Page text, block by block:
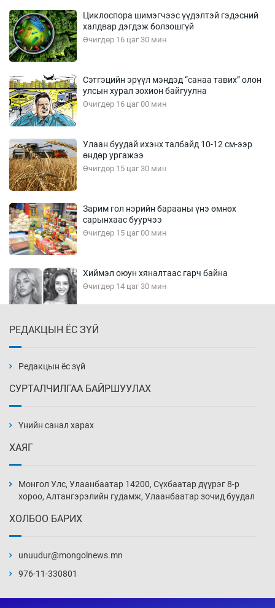
Циклоспора шимэгчээс үүдэлтэй гэдэсний
халдвар дэгдэж болзошгүй
Өчигдөр 16 цаг 30 мин
Сэтгэцийн эрүүл мэндэд “санаа тавих” олон
улсын хурал зохион байгуулна
Өчигдөр 16 цаг 00 мин
Улаан буудай ихэнх талбайд 10-12 см-ээр
өндөр ургажээ
Өчигдөр 15 цаг 30 мин
Зарим гол нэрийн барааны үнэ өмнөх
сарынхаас буурчээ
Өчигдөр 15 цаг 00 мин
Хиймэл оюун хяналтаас гарч байна
Өчигдөр 14 цаг 30 мин
Өчигдөр 14 цаг 00 мин
нэмэгджээ
Өчигдөр 13 цаг 30 мин
Өчигдөр 13 цаг 00 мин
РЕДАКЦЫН ЁС ЗҮЙ
Редакцын ёс зүй
СУРТАЛЧИЛГАА БАЙРШУУЛАХ
Үнийн санал харах
ХАЯГ
Монгол Улс, Улаанбаатар 14200, Сүхбаатар дүүрэг 8-р
хороо, Алтангэрэлийн гудамж, Улаанбаатар зочид буудал
ХОЛБОО БАРИХ
unuudur@mongolnews.mn
976-11-330801